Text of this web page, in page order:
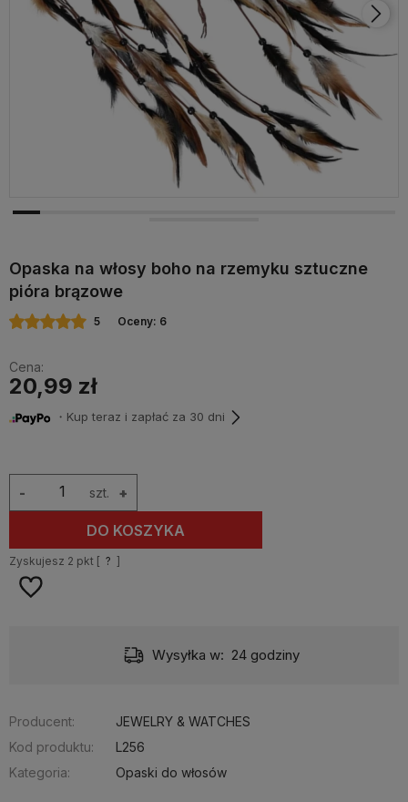
Opaska na włosy boho na rzemyku sztuczne
pióra brązowe
5 Oceny: 6
Cena:
20,99 zł
・Kup teraz i zapłać za 30 dni
szt. +
-
DO KOSZYKA
Zyskujesz 2 pkt [ ? ]
Wysyłka w: 24 godziny
Producent:
JEWELRY & WATCHES
Kod produktu:
L256
Kategoria:
Opaski do włosów